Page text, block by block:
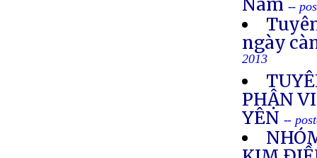
Nam --
ngày
2013
PHẬN
YÊN --